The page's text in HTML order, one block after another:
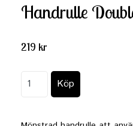
Handrulle
219 kr